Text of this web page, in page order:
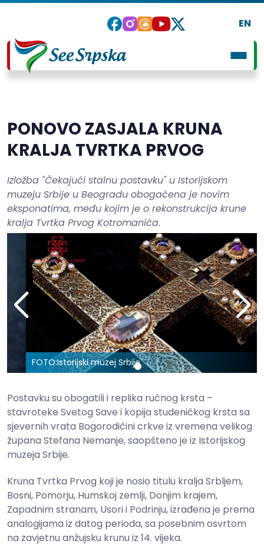
EN
PONOVO ZASJALA KRUNA
KRALJA TVRTKA PRVOG
Izložba "Čekajući stalnu postavku" u Istorijskom
muzeju Srbije u Beogradu obogaćena je novim
eksponatima, među kojim je o rekonstrukcija krune
kralja Tvrtka Prvog Kotromanića.
FOTO:Istorijski muzej Srbije
Postavku su obogatili i replika ručnog krsta –
stavroteke Svetog Save i kopija studeničkog krsta sa
sjevernih vrata Bogorodičini crkve iz vremena velikog
župana Stefana Nemanje, saopšteno je iz Istorijskog
muzeja Srbije.
Kruna Tvrtka Prvog koji je nosio titulu kralja Srbljem,
Bosni, Pomorju, Humskoj zemlji, Donjim krajem,
Zapadnim stranam, Usori i Podrinju, izrađena je prema
analogijama iz datog perioda, sa posebnim osvrtom
na zavjetnu anžujsku krunu iz 14. vijeka.